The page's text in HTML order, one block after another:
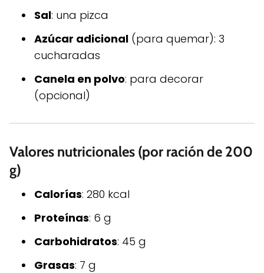
Sal: una pizca
Azúcar adicional (para quemar): 3
cucharadas
Canela en polvo: para decorar
(opcional)
Valores nutricionales (por ración de 200
g)
Calorías: 280 kcal
Proteínas: 6 g
Carbohidratos: 45 g
Grasas: 7 g